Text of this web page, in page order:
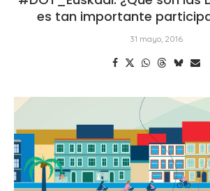
es tan importante
31 mayo, 2016